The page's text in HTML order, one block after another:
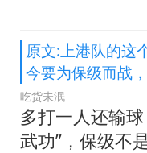
原文:上港队的这
今要为保级而战
吃货未泯
多打一人还输
武功”，保级不